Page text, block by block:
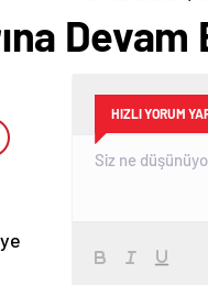
HIZLI YORUM